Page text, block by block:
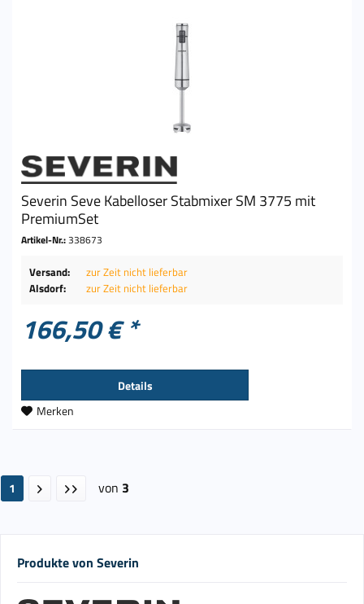
Severin Seve Kabelloser Stabmixer SM 3775 mit
PremiumSet
Artikel-Nr.:338673
Versand:
zur Zeit nicht lieferbar
Alsdorf:
zur Zeit nicht lieferbar
166,50 € *
Details
Merken
1 von 3
Produkte von Severin